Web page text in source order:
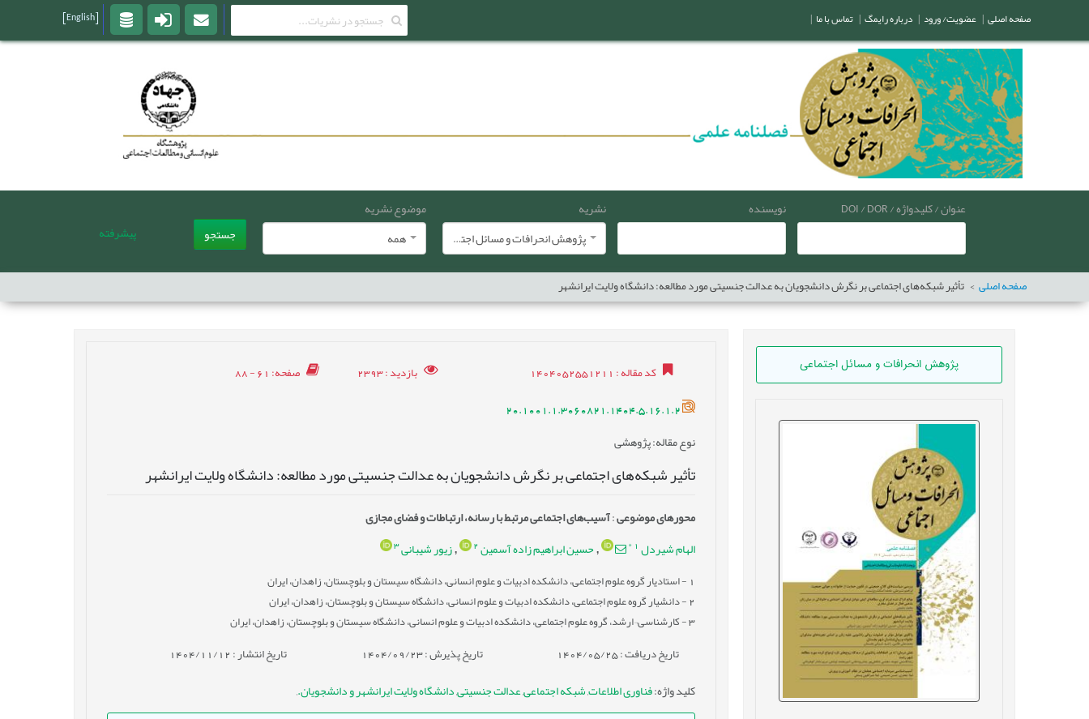
عنوان / کلیدواژه / DOI / DOR نویسنده
نشریه
پژوهش انحرافات و مسائل اجتماعی
موضوع نشریه
همه
جستجو پیشرفته
صفحه اصلی تأثیر شبکه‌های اجتماعی بر نگرش دانشجویان به عدالت جنسیتی مورد مطالعه: دانشگاه ولایت ایرانشهر
پژوهش انحرافات و مسائل اجتماعی کد مقاله: 1404052551211 بازدید: 2393 صفحه: 61 - 88
20.1001.1.3060821.1404.5.16.1.2
نوع مقاله: پژوهشی
تأثیر شبکه‌های اجتماعی بر نگرش دانشجویان به عدالت جنسیتی مورد مطالعه: دانشگاه ولایت ایرانشهر
محورهای موضوعی:آسیب‌های اجتماعی مرتبط با رسانه، ارتباطات و فضای مجازی
الهام شیردل 1
*
,حسین ابراهیم زاده آسمین2
,زیور شیبانی3
1 - استادیار گروه علوم اجتماعی، دانشکده ادبیات و علوم انسانی، دانشگاه سیستان و بلوچستان، زاهدان، ایران
2- دانشیار گروه علوم اجتماعی، دانشکده ادبیات و علوم انسانی، دانشگاه سیستان و بلوچستان، زاهدان، ایران
3- کارشناسی¬ارشد، گروه علوم اجتماعی، دانشکده ادبیات و علوم انسانی، دانشگاه سیستان و بلوچستان، زاهدان، ایران
تاریخ دریافت : 1404/05/25 تاریخ پذیرش : 1404/09/23 تاریخ انتشار : 1404/11/12
کلید واژه:فناوری اطلاعات,شبکه اجتماعی,عدالت جنسیتی,دانشگاه ولایت ایرانشهر و دانشجویان.,
صفحه اصلی | عضویت/ ورود | درباره رایمگ | تماس با ما |
[English]